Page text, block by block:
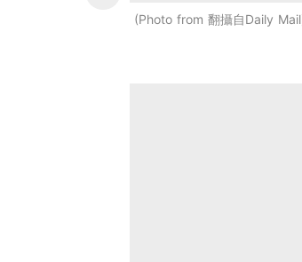
Photo from 翻攝自Daily Mail